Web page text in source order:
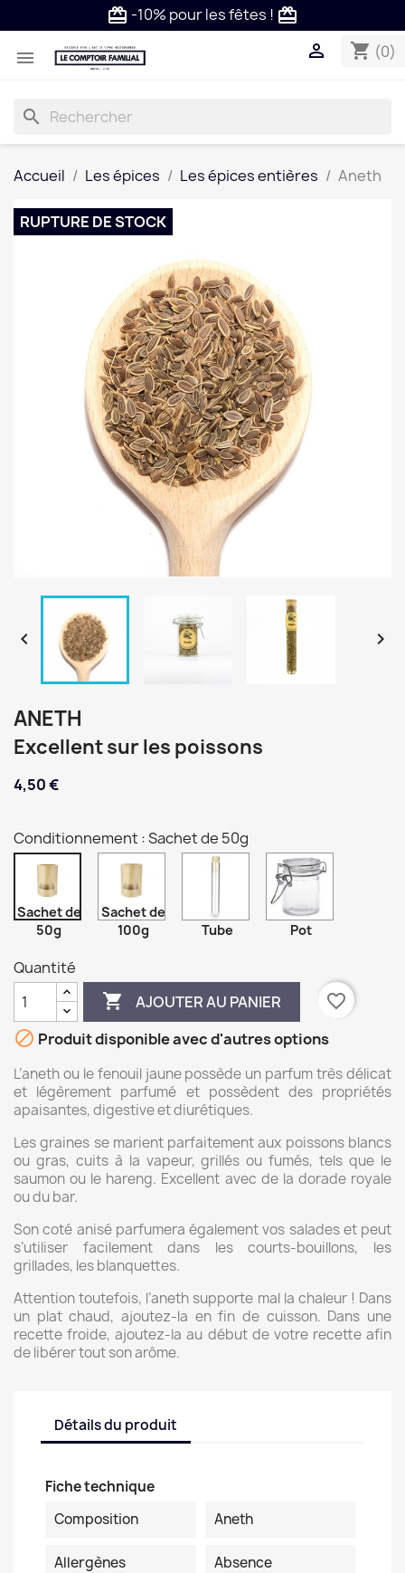
card_giftcard -10% pour les fêtes ! card_giftcard

shopping_cart (0)

search
Accueil Les épices Les épices entières Aneth
RUPTURE DE STOCK
 
ANETH
Excellent sur les poissons
4,50 €
Conditionnement : Sachet de 50g
Sachet de
50g
Sachet de
100g
Tube Pot
Quantité
 AJOUTER AU PANIER
favorite_border
 Produit disponible avec d'autres options
L’aneth ou le fenouil jaune possède un parfum très délicat
et légèrement parfumé et possèdent des propriétés
apaisantes, digestive et diurétiques.
Les graines se marient parfaitement aux poissons blancs
ou gras, cuits à la vapeur, grillés ou fumés, tels que le
saumon ou le hareng. Excellent avec de la dorade royale
ou du bar.
Son coté anisé parfumera également vos salades et peut
s’utiliser facilement dans les courts-bouillons, les
grillades, les blanquettes.
Attention toutefois, l’aneth supporte mal la chaleur ! Dans
un plat chaud, ajoutez-la en fin de cuisson. Dans une
recette froide, ajoutez-la au début de votre recette afin
de libérer tout son arôme.
Détails du produit
Fiche technique
Composition
Aneth
Allergènes Absence